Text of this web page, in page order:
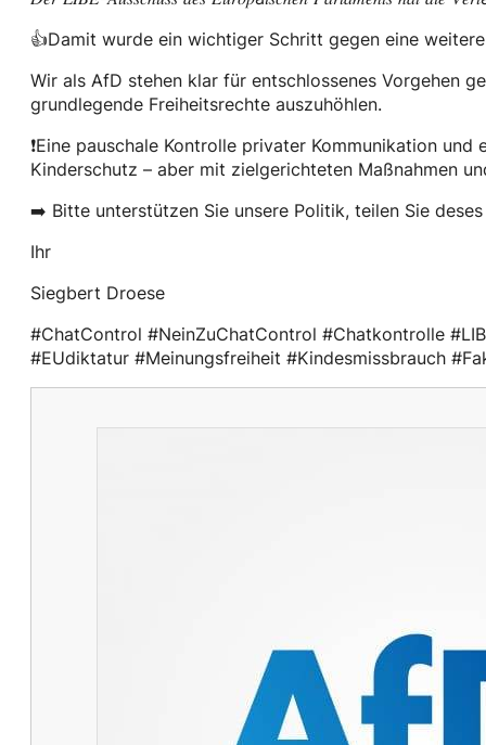
👍Damit wurde ein wichtiger Schritt gegen eine
Wir als AfD stehen klar für entschlossenes Vorgehen
grundlegende Freiheitsrechte auszuhöhlen.
❗️Eine pauschale Kontrolle privater Kommunikation
Kinderschutz – aber mit zielgerichteten Maßnahmen
➡️ Bitte unterstützen Sie unsere Politik, teilen Sie
Ihr
Siegbert Droese
#ChatControl #NeinZuChatControl #Chatkontrolle
#EUdiktatur #Meinungsfreiheit #Kindesmissbrauch